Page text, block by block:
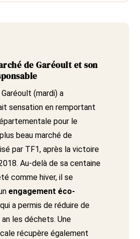
de Garéoult et son
(mardi) a
sensation en remportant
pour le
beau marché de
par TF1, après la victoire
Au-delà de sa centaine
comme hiver, il se
engagement éco-
a permis de réduire de
les déchets. Une
récupère également